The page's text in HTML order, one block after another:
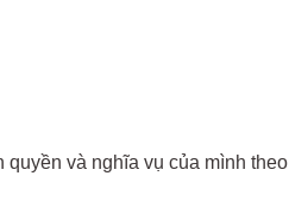
và nghĩa vụ của mình theo